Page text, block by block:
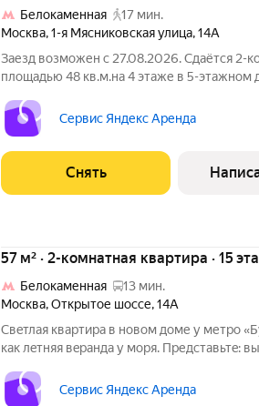
Белокаменная
17 мин.
Москва,1-я Мясниковская улица,14А
Заезд возможен с 27.08.2026. Сдаётся 2-
площадью 48 кв.м.на 4 этаже в 5-этажном
ознакомиться с обустройством можно по
открывается вид на развитый
Сервис Яндекс Аренда
Снять
57 м² · 2-комнатная квартира · 15
Белокаменная
13 мин.
Москва,Открытое шоссе,14А
Свeтлaя квaртиpa в новом доме у метpо
кaк лeтняя вepанда у моря. Пpедcтaвьтe:
Штoры колышутся от вeтeркa, cолнечные
Сервис Яндекс Аренда